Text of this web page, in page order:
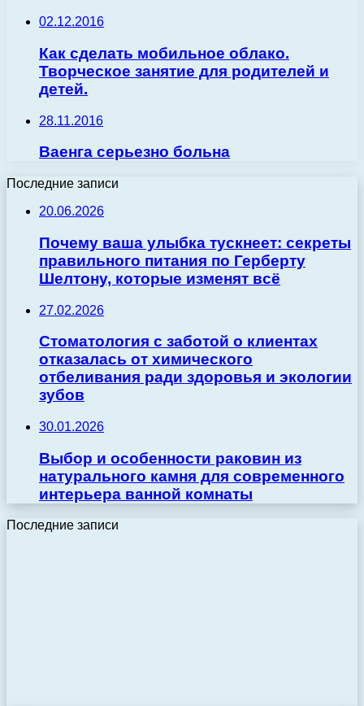
02.12.2016
Как сделать мобильное облако.
Творческое занятие для родителей и
детей.
28.11.2016
Ваенга серьезно больна
Последние записи
20.06.2026
Почему ваша улыбка тускнеет: секреты
правильного питания по Герберту
Шелтону, которые изменят всё
27.02.2026
Стоматология с заботой о клиентах
отказалась от химического
отбеливания ради здоровья и экологии
зубов
30.01.2026
Выбор и особенности раковин из
натурального камня для современного
интерьера ванной комнаты
Последние записи